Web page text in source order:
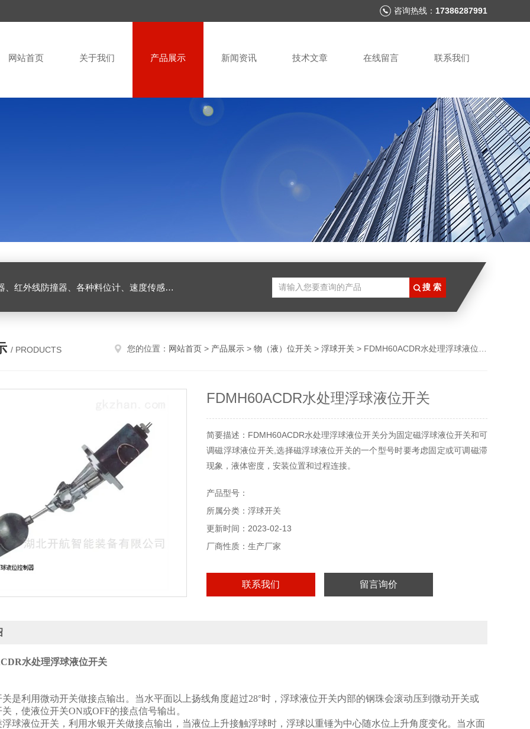
咨询热线： 17386287991
网站首页 关于我们 产品展示 新闻资讯 技术文章 在线留言 联系我们
防撞器、各种料位计、速度传感器、堵煤开关等
/ PRODUCTS 您的位置： 网站首页 > 产品展示 > 物（液）位开关 > 浮球开关 > FDMH60ACDR水处理浮球液位开关
FDMH60ACDR水处理浮球液位开关
简要描述：FDMH60ACDR水处理浮球液位开关分为固定磁浮球液位开关和可
调磁浮球液位开关,选择磁浮球液位开关的一个型号时要考虑固定或可调磁滞
现象，液体密度，安装位置和过程连接。
产品型号：
所属分类：浮球开关
更新时间：2023-02-13
厂商性质：生产厂家
联系我们 留言询价
水处理浮球液位开关
是利用微动开关做接点输出。当水平面以上扬线角度超过28°时，浮球液位开关内部的钢珠会滚动压到微动开关或
，使液位开关ON或OFF的接点信号输出。
球液位开关，利用水银开关做接点输出，当液位上升接触浮球时，浮球以重锤为中心随水位上升角度变化。当水面